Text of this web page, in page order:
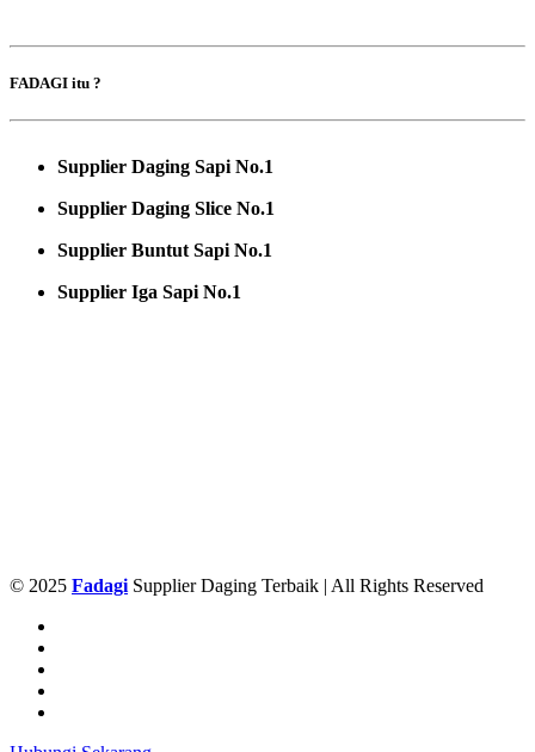
FADAGI itu ?
Supplier Daging Sapi No.1
Supplier Daging Slice No.1
Supplier Buntut Sapi No.1
Supplier Iga Sapi No.1
© 2025 FadagiSupplier Daging Terbaik | All Rights Reserved